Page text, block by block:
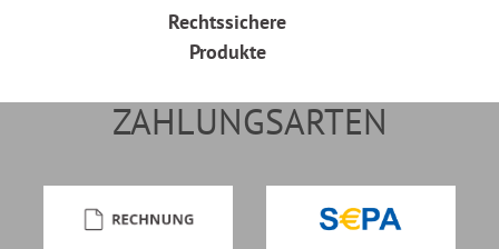
Rechtssichere
Produkte
ZAHLUNGSARTEN